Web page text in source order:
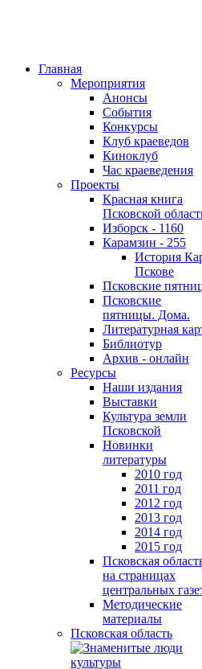
Главная
Мероприятия
Анонсы
События
Конкурсы
Клуб краеведов
Киноклуб
Час краеведения
Проекты
Красная книга
Псковской
Изборск - 1160
Карамзин - 255
История
Пскове
Псковские
Псковские
пятницы. Дома.
Литературная
Библиотур
Архив - онлайн
Ресурсы
Наши издания
Выставки
Культура земли
Псковской
Новинки
литературы
2010 год
2011 год
2012 год
2013 год
2014 год
2015 год
Псковская
на страницах
центральных
Методические
материалы
Псковская область